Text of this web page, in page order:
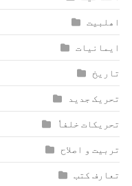
اھلبیت
ایمانیات
تاریخ
تحریک جدید
تحریکات خلفاٗ
تربیت و اصلاح
تعارف کتب